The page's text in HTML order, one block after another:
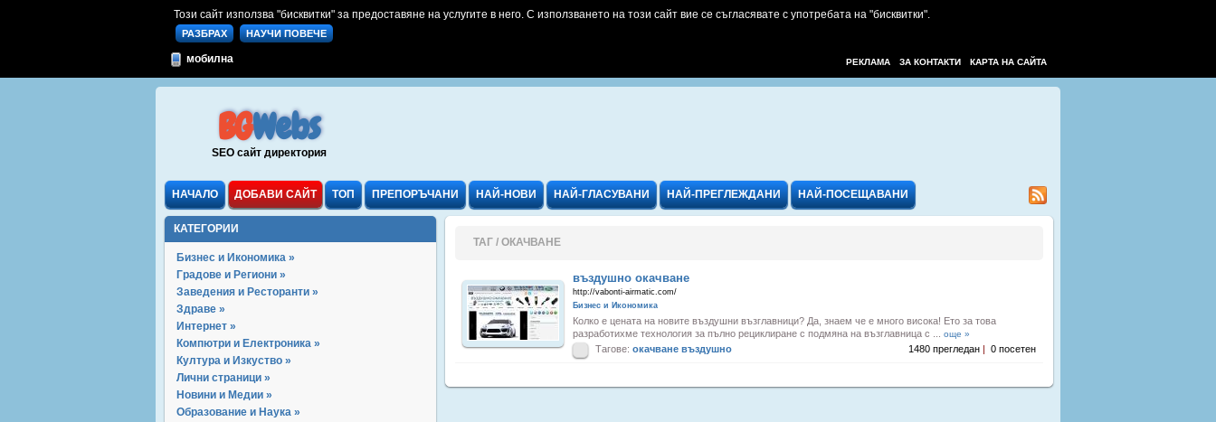
Този сайт използва "бисквитки" за предоставяне на услугите в него. С използването на този сайт вие се съгласявате с употребата на "бисквитки".
РАЗБРАХ НАУЧИ ПОВЕЧЕ
мобилна КАРТА НА САЙТА
ЗА КОНТАКТИ
РЕКЛАМА
BGWebs
SEO сайт директория
НАЧАЛО ДОБАВИ САЙТ ТОП ПРЕПОРЪЧАНИ НАЙ-НОВИ НАЙ-ГЛАСУВАНИ НАЙ-ПРЕГЛЕЖДАНИ НАЙ-ПОСЕЩАВАНИ
КАТЕГОРИИ
Бизнес и Икономика »
Градове и Региони »
Заведения и Ресторанти »
Здраве »
Интернет »
Компютри и Електроника »
Култура и Изкуство »
Лични страници »
Новини и Медии »
Образование и Наука »
ТАГ / ОКАЧВАНЕ
въздушно окачване
http://vabonti-airmatic.com/
Бизнес и Икономика
Колко е цената на новите въздушни възглавници? Да, знаем че е много висока! Ето за това
разработихме технология за пълно рециклиране с подмяна на възглавница с ... още »
Тагове: окачване въздушно 1480 прегледан | 0 посетен